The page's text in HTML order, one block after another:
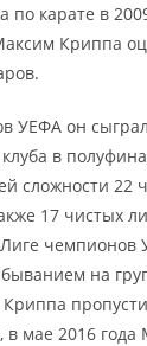
по карате в
Криппа
УЕФА он
в
сложности 22
17 чистых
чемпионов
на
в мае 2016